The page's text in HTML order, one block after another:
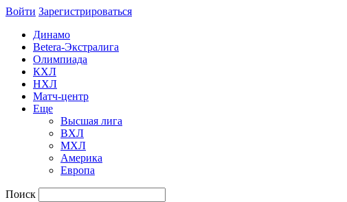
Войти Зарегиcтрироваться
Динамо
Betera-Экстралига
Олимпиада
КХЛ
НХЛ
Матч-центр
Еще
Высшая лига
ВХЛ
МХЛ
Америка
Европа
Поиск